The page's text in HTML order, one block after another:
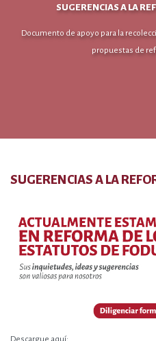
SUGERENCIAS A LA
Documento de apoyo para la
propuestas de
SUGERENCIAS A LA